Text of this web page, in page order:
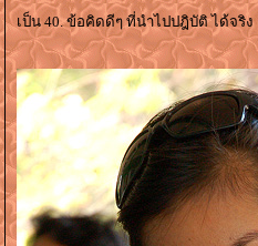
เป็น 40. ข้อคิดดีๆ ที่นำไปปฎิบัติ ได้จริง